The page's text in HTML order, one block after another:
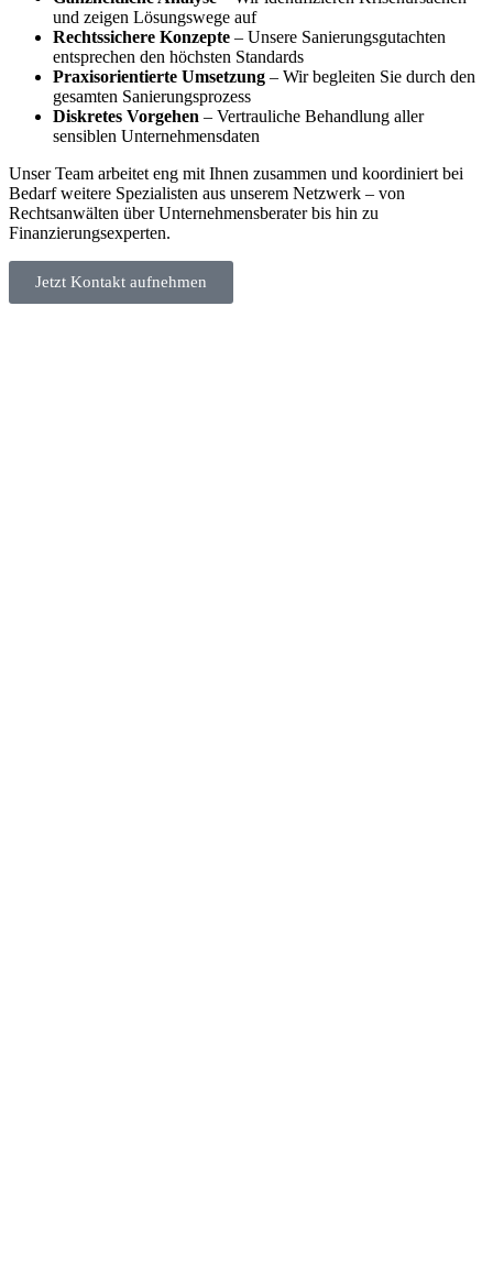
und zeigen Lösungswege auf
Rechtssichere Konzepte – Unsere Sanierungsgutachten
entsprechen den höchsten Standards
Praxisorientierte Umsetzung – Wir begleiten Sie durch den
gesamten Sanierungsprozess
Diskretes Vorgehen – Vertrauliche Behandlung aller
sensiblen Unternehmensdaten
Unser Team arbeitet eng mit Ihnen zusammen und koordiniert bei
Bedarf weitere Spezialisten aus unserem Netzwerk – von
Rechtsanwälten über Unternehmensberater bis hin zu
Finanzierungsexperten.
Jetzt Kontakt aufnehmen